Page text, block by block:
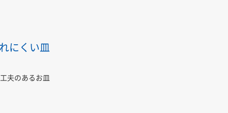
にくい皿
夫のあるお皿